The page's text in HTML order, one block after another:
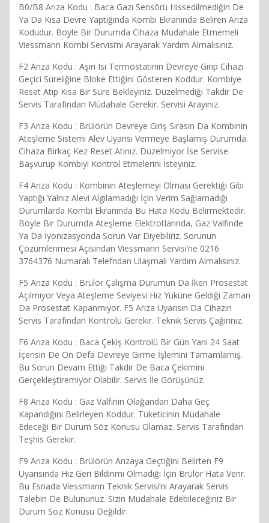
B0/B8 Arıza Kodu : Baca Gazı Sensörü Hissedilmediğin De
Ya Da Kısa Devre Yaptığında Kombi Ekranında Beliren Arıza
Kodudur. Böyle Bir Durumda Cihaza Müdahale Etmemeli
Viessmann Kombi Servisi’ni Arayarak Yardım Almalısınız.
F2 Arıza Kodu : Aşırı Isı Termostatının Devreye Girip Cihazı
Geçici Süreliğine Bloke Ettiğini Gösteren Koddur. Kombiye
Reset Atıp Kısa Bir Süre Bekleyiniz. Düzelmediği Takdir De
Servis Tarafından Müdahale Gerekir. Servisi Arayınız.
F3 Arıza Kodu : Brülörün Devreye Giriş Sırasın Da Kombinin
Ateşleme Sistemi Alev Uyarısı Vermeye Başlamış Durumda.
Cihaza Birkaç Kez Reset Atınız. Düzelmiyor İse Servise
Başvurup Kombiyi Kontrol Etmelerini İsteyiniz.
F4 Arıza Kodu : Kombinin Ateşlemeyi Olması Gerektiği Gibi
Yaptığı Yalnız Alevi Algılamadığı İçin Verim Sağlamadığı
Durumlarda Kombi Ekranında Bu Hata Kodu Belirmektedir.
Böyle Bir Durumda Ateşleme Elektrotlarında, Gaz Valfinde
Ya Da İyonizasyonda Sorun Var Diyebiliriz. Sorunun
Çözümlenmesi Açısından Viessmann Servisi’ne 0216
3764376 Numaralı Telefndan Ulaşmalı Yardım Almalısınız.
F5 Arıza Kodu : Brülör Çalışma Durumun Da İken Prosestat
Açılmıyor Veya Ateşleme Seviyesi Hız Yüküne Geldiği Zaman
Da Prosestat Kapanmıyor. F5 Arıza Uyarısın Da Cihazın
Servis Tarafından Kontrolü Gerekir. Teknik Servis Çağırınız.
F6 Arıza Kodu : Baca Çekiş Kontrolü Bir Gün Yani 24 Saat
İçerisin De On Defa Devreye Girme İşlemini Tamamlamış.
Bu Sorun Devam Ettiği Takdir De Baca Çekimini
Gerçekleştiremiyor Olabilir. Servis İle Görüşünüz.
F8 Arıza Kodu : Gaz Valfinin Olağandan Daha Geç
Kapandığını Belirleyen Koddur. Tüketicinin Müdahale
Edeceği Bir Durum Söz Konusu Olamaz. Servis Tarafından
Teşhis Gerekir.
F9 Arıza Kodu : Brülörün Arızaya Geçtiğini Belirten F9
Uyarısında Hız Geri Bildirimi Olmadığı İçin Brülör Hata Verir.
Bu Esnada Viessmann Teknik Servisi’ni Arayarak Servis
Talebin De Bulununuz. Sizin Müdahale Edebileceğiniz Bir
Durum Söz Konusu Değildir.